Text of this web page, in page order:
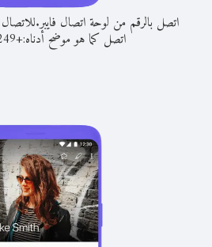
اتصل بالرقم من لوحة اتصال فايبر.
اتصل كما هو موضح أدناه:+